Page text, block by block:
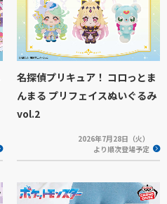
名探偵プリキュア！ コロっとま
んまる プリフェイスぬいぐるみ
vol.2
2026年7月28日（火）
より順次登場予定